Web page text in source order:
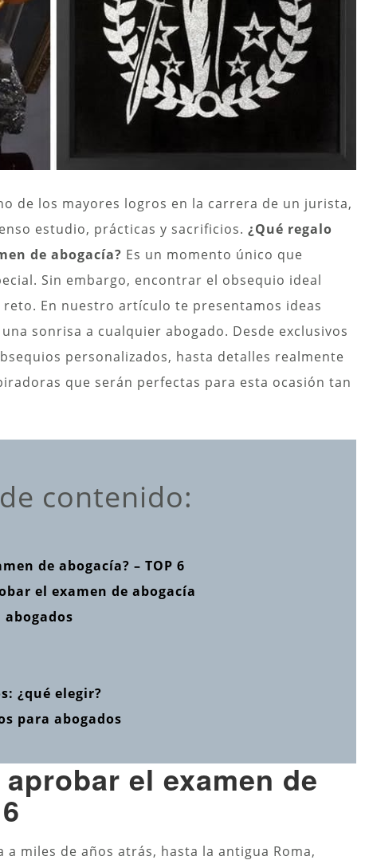
de los mayores logros en la carrera de un jurista,
estudio, prácticas y sacrificios. ¿Qué regalo
de abogacía? Es un momento único que
Sin embargo, encontrar el obsequio ideal
En nuestro artículo te presentamos ideas
sonrisa a cualquier abogado. Desde exclusivos
personalizados, hasta detalles realmente
que serán perfectas para esta ocasión tan
contenido:
de abogacía? – TOP 6
el examen de abogacía
abogados
¿qué elegir?
para abogados
el examen de
miles de años atrás, hasta la antigua Roma,